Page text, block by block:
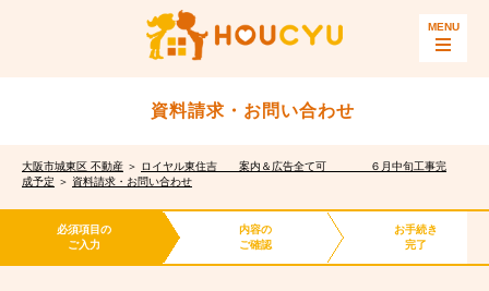
資料請求・お問い合わせ
大阪市城東区 不動産 ＞ ロイヤル東住吉 案内＆広告全て可 ６月中旬工事完
成予定 ＞ 資料請求・お問い合わせ
必須項目の
ご入力
内容の
ご確認
お手続き
完了